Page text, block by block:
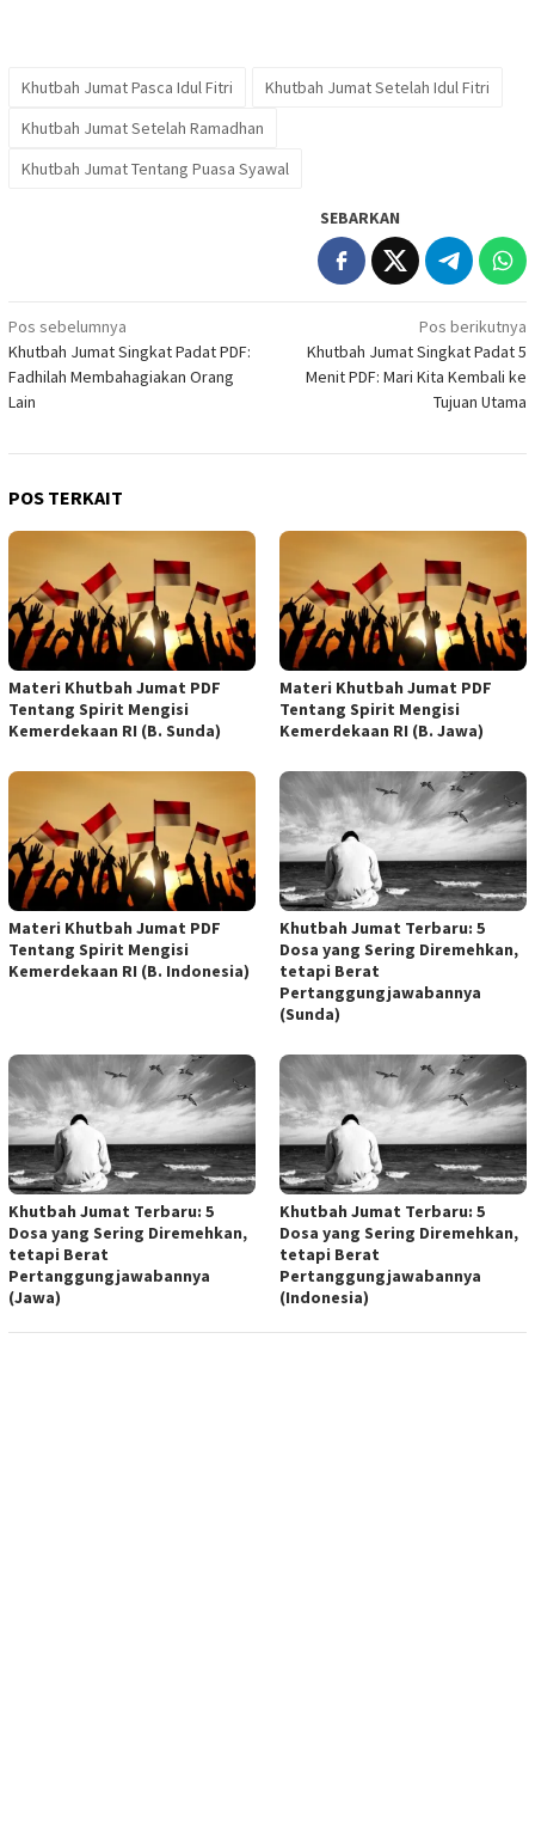
Khutbah Jumat Pasca Idul Fitri
Khutbah Jumat Setelah Idul Fitri
Khutbah Jumat Setelah Ramadhan
Khutbah Jumat Tentang Puasa Syawal
SEBARKAN
Navigasi
pos
Pos sebelumnya
Khutbah Jumat Singkat Padat PDF:
Fadhilah Membahagiakan Orang
Lain
Pos berikutnya
Khutbah Jumat Singkat Padat 5
Menit PDF: Mari Kita Kembali ke
Tujuan Utama
POS TERKAIT
Materi Khutbah Jumat PDF
Tentang Spirit Mengisi
Kemerdekaan RI (B. Sunda)
Materi Khutbah Jumat PDF
Tentang Spirit Mengisi
Kemerdekaan RI (B. Jawa)
Materi Khutbah Jumat PDF
Tentang Spirit Mengisi
Kemerdekaan RI (B. Indonesia)
Khutbah Jumat Terbaru: 5
Dosa yang Sering Diremehkan,
tetapi Berat
Pertanggungjawabannya
(Sunda)
Khutbah Jumat Terbaru: 5
Dosa yang Sering Diremehkan,
tetapi Berat
Pertanggungjawabannya
(Jawa)
Khutbah Jumat Terbaru: 5
Dosa yang Sering Diremehkan,
tetapi Berat
Pertanggungjawabannya
(Indonesia)